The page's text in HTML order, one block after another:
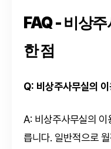
FAQ - 비상
한 점
Q: 비상주사무실의
A: 비상주사무실의
릅니다. 일반적으로